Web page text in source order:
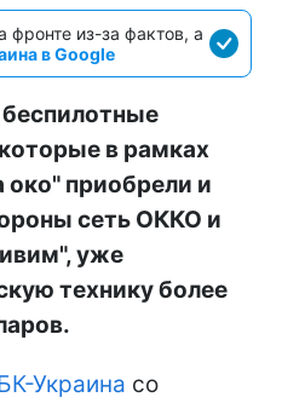
фронте из-за фактов, а
в Google
в рамках
приобрели и
сеть ОККО и
уже
технику более
Украина со